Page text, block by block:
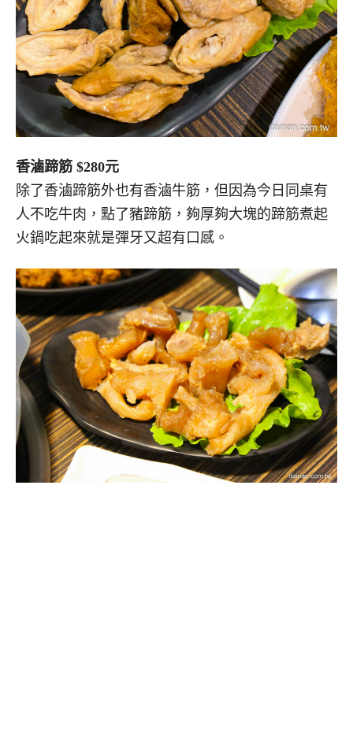
香滷蹄筋 $280元
除了香滷蹄筋外也有香滷牛筋，但因為今日同桌有
人不吃牛肉，點了豬蹄筋，夠厚夠大塊的蹄筋煮起
火鍋吃起來就是彈牙又超有口感。